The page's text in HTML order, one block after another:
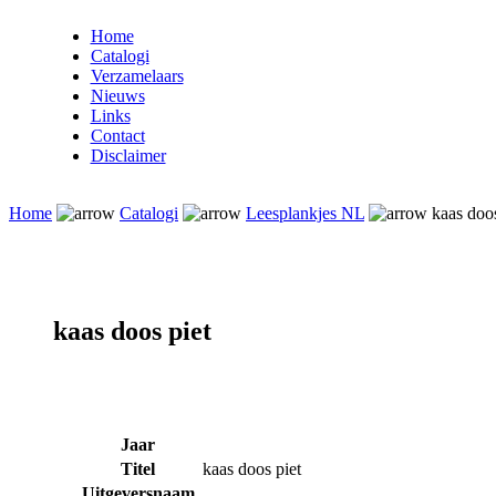
Home
Catalogi
Verzamelaars
Nieuws
Links
Contact
Disclaimer
Home Catalogi Leesplankjes NL kaas
kaas doos piet
Jaar
Titel
kaas doos piet